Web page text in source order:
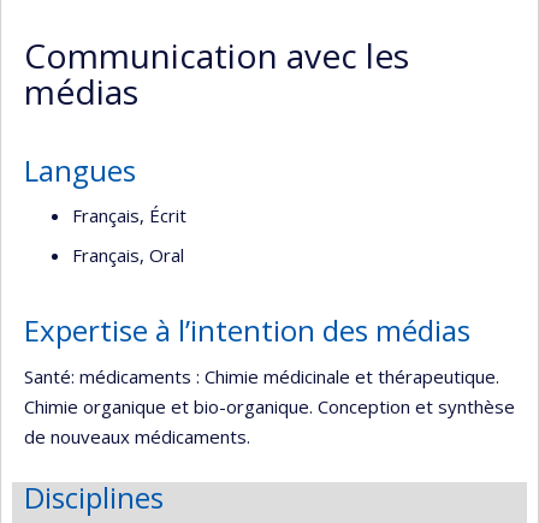
Communication avec les
médias
Langues
Français, Écrit
Français, Oral
Expertise à l’intention des médias
Santé: médicaments : Chimie médicinale et thérapeutique.
Chimie organique et bio-organique. Conception et synthèse
de nouveaux médicaments.
Disciplines